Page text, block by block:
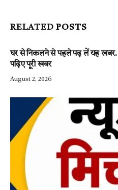
RELATEDPOSTS
घर से निकलने से पहले पढ़ लें यह
पढ़िए पूरी खबर
August 2, 2026